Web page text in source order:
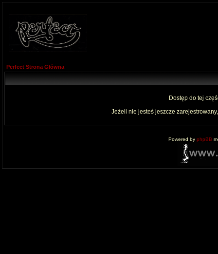
Perfect Strona Główna
Dostęp do tej
Jeżeli nie jesteś jeszcze
Powered by phpBB